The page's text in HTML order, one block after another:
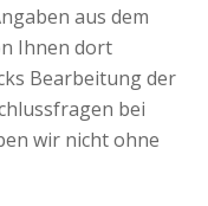
aus dem
Ihnen dort
Bearbeitung der
bei
wir nicht ohne